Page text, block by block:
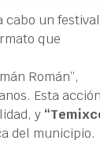
cabo un festival
que
Román”,
Esta
y
del municipio.